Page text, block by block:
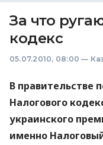
За что
кодекс
05.07.2010, 08:00 —
В правительстве
Налогового
украинского
именно